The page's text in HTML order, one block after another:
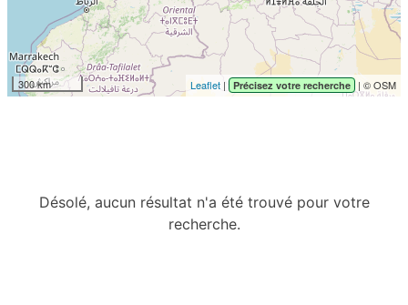
300 km Leaflet | Précisez votre recherche | © OSM
Désolé, aucun résultat n'a été trouvé pour votre
recherche.